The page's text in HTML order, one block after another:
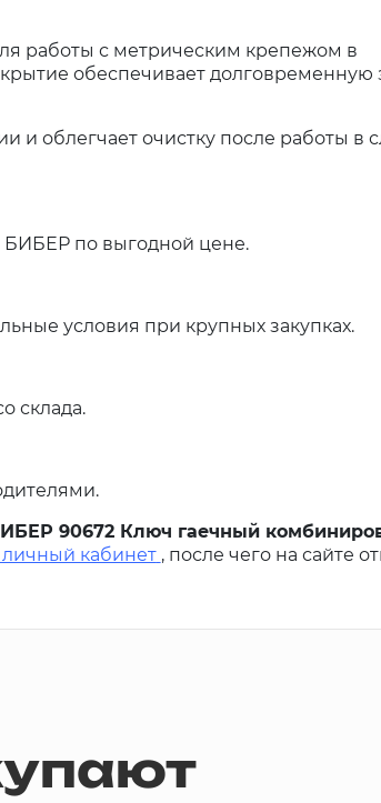
работы с метрическим крепежом в
обеспечивает долговременную
и облегчает очистку после работы в
БИБЕР по выгодной цене.
условия при крупных закупках.
склада.
90672 Ключ гаечный
личный кабинет , после чего на сайте